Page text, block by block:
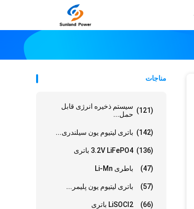
مناجات
سیستم ذخیره انرژی قابل
حمل...
(121)
باتری لیتیوم یون سیلندری... (142)
3.2V LiFePO4 باتری (136)
باطری Li-Mn (47)
باتری لیتیوم یون پلیمر... (57)
LiSOCl2 باتری (66)